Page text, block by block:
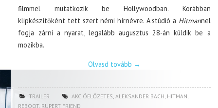
filmmel mutatkozik be Hollywoodban. Korábban
klipkészítőként tett szert némi hírnévre. A stúdió a Hitmannel
fogja zárni a nyarat, legalább augusztus 28-án küldik be a
mozikba.
Olvasd tovább →
TRAILER AKCIÓELŐZETES,ALEKSANDER BACH, HITMAN,
REBOOT, RUPERT FRIEND